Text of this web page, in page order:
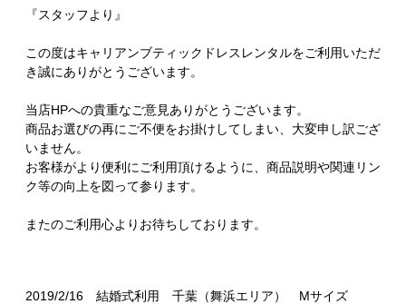
『スタッフより』
この度はキャリアンブティックドレスレンタルをご利用いただ
き誠にありがとうございます。
当店HPへの貴重なご意見ありがとうございます。
商品お選びの再にご不便をお掛けしてしまい、大変申し訳ござ
いません。
お客様がより便利にご利用頂けるように、商品説明や関連リン
ク等の向上を図って参ります。
またのご利用心よりお待ちしております。
2019/2/16 結婚式利用 千葉（舞浜エリア） Mサイズ